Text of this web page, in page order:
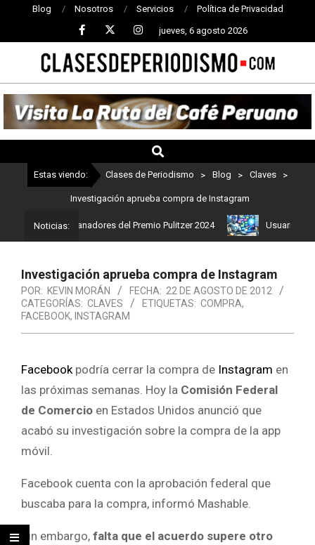
Blog Nosotros Servicios Política de Privacidad
jueves, 6 agosto 2026
CLASES
DE
PERIODISMO
Estas viendo: Clases de Periodismo > Blog > Claves >
Investigación aprueba compra de Instagram
Noticias:
son los ganadores del Premio Pulitzer 2024 Usuarios de
Investigación aprueba compra de Instagram
POR: KEVIN MORÁN FECHA: 22 DE AGOSTO DE 2012
CATEGORÍAS: CLAVES ETIQUETAS: COMPRA,
FACEBOOK, INSTAGRAM
Facebook podría cerrar la compra de Instagram en
las próximas semanas. Hoy la Comisión Federal
de Comercio en Estados Unidos anunció que
acabó su investigación sobre la compra de la app
móvil.
Facebook cuenta con la aprobación federal que
buscaba para la compra, informó Mashable.
Sin embargo, falta que el acuerdo supere otro